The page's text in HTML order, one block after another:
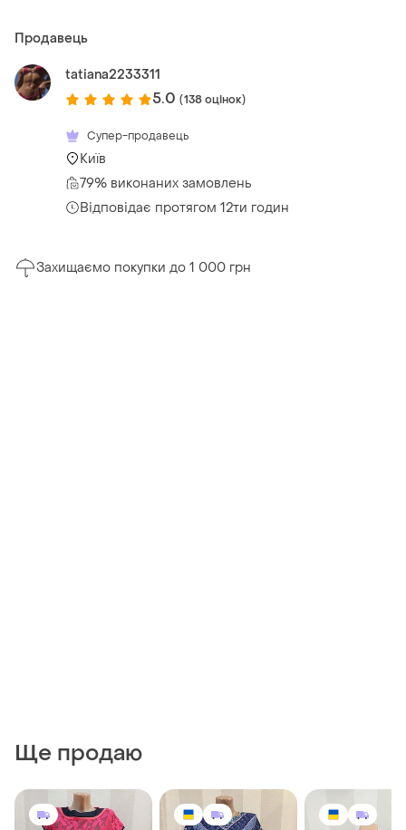
Продавець
tatiana2233311
5.0 (138 оцінок)
Супер-продавець
Київ
79% виконаних замовлень
Відповідає протягом 12ти годин
Захищаємо покупки до 1 000 грн
Ще продаю